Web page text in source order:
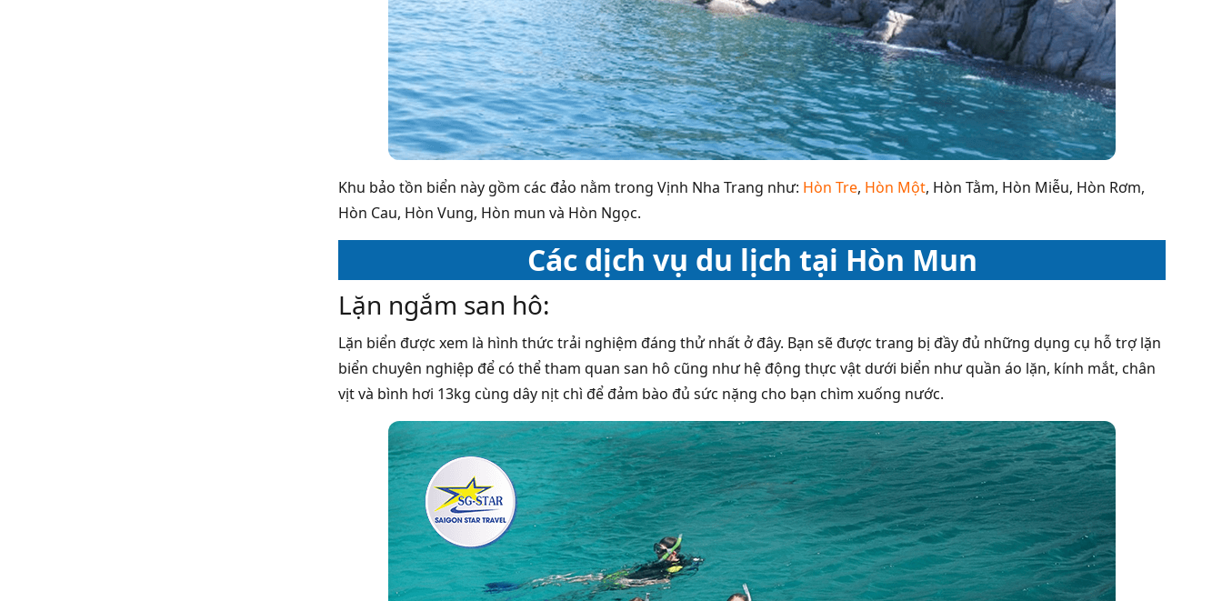
Khu bảo tồn biển này gồm các đảo nằm trong Vịnh Nha Trang như: Hòn Tre, Hòn Một, Hòn Tằm, Hòn Miễu, Hòn Rơm,
Hòn Cau, Hòn Vung, Hòn mun và Hòn Ngọc.
Các dịch vụ du lịch tại Hòn Mun
Lặn ngắm san hô:
Lặn biển được xem là hình thức trải nghiệm đáng thử nhất ở đây. Bạn sẽ được trang bị đầy đủ những dụng cụ hỗ trợ lặn
biển chuyên nghiệp để có thể tham quan san hô cũng như hệ động thực vật dưới biển như quần áo lặn, kính mắt, chân
vịt và bình hơi 13kg cùng dây nịt chì để đảm bào đủ sức nặng cho bạn chìm xuống nước.